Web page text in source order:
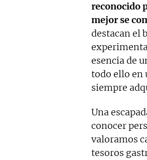
reconocido
mejor se
destacan el
esencia de
todo ello en
siempre
Una
conocer
valoramos
tesoros